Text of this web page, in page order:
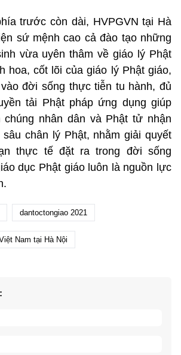
trước còn dài, HVPGVN tại Hà
sứ mệnh cao cả đào tạo những
vừa uyên thâm về giáo lý Phật
hoa, cốt lõi của giáo lý Phật giáo,
đời sống thực tiễn tu hành, đủ
tải Phật pháp ứng dụng giúp
chúng nhân dân và Phật tử nhận
chân lý Phật, nhằm giải quyết
thực tế đặt ra trong đời sống
dục Phật giáo luôn là nguồn lực
dantoctongiao 2021
Nam tại Hà Nội